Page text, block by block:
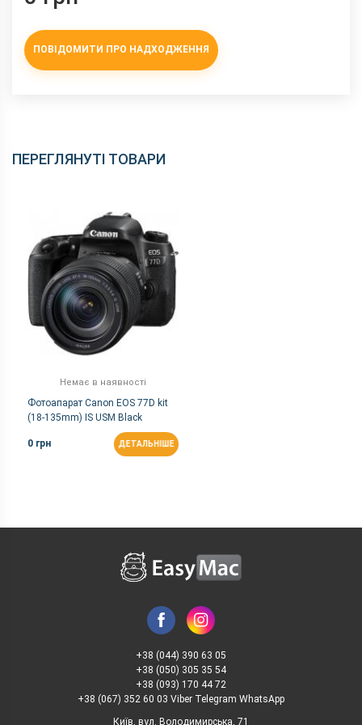
ПОВІДОМИТИ ПРО НАДХОДЖЕННЯ
ПЕРЕГЛЯНУТІ ТОВАРИ
Немає в наявності
Фотоапарат Canon EOS 77D kit
(18-135mm) IS USM Black
0 грн ДЕТАЛЬНІШЕ
+38 (044) 390 63 05
+38 (050) 305 35 54
+38 (093) 170 44 72
+38 (067) 352 60 03 Viber Telegram WhatsApp
Київ, вул. Володимирська, 71